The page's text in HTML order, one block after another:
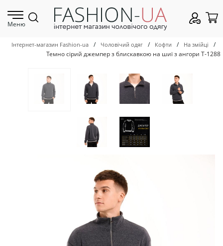
Меню
Інтернет-магазин Fashion-ua / Чоловічий одяг / Кофти / На змійці
/
Темно сірий джемпер з блискавкою на шиї з ангори Т-1288